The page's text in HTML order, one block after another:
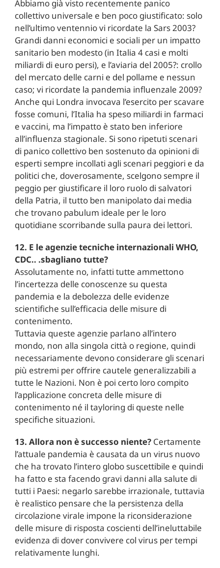
Abbiamo già visto recentemente panico
collettivo universale e ben poco giustificato: solo
nell’ultimo ventennio vi ricordate la Sars 2003?
Grandi danni economici e sociali per un impatto
sanitario ben modesto (in Italia 4 casi e molti
miliardi di euro persi), e l’aviaria del 2005?: crollo
del mercato delle carni e del pollame e nessun
caso; vi ricordate la pandemia influenzale 2009?
Anche qui Londra invocava l’esercito per scavare
fosse comuni, l’Italia ha speso miliardi in farmaci
e vaccini, ma l’impatto è stato ben inferiore
all’influenza stagionale. Si sono ripetuti scenari
di panico collettivo ben sostenuto da opinioni di
esperti sempre incollati agli scenari peggiori e da
politici che, doverosamente, scelgono sempre il
peggio per giustificare il loro ruolo di salvatori
della Patria, il tutto ben manipolato dai media
che trovano pabulum ideale per le loro
quotidiane scorribande sulla paura dei lettori.
12. E le agenzie tecniche internazionali WHO,
CDC.. .sbagliano tutte?
Assolutamente no, infatti tutte ammettono
l’incertezza delle conoscenze su questa
pandemia e la debolezza delle evidenze
scientifiche sull’efficacia delle misure di
contenimento.
Tuttavia queste agenzie parlano all’intero
mondo, non alla singola città o regione, quindi
necessariamente devono considerare gli scenari
più estremi per offrire cautele generalizzabili a
tutte le Nazioni. Non è poi certo loro compito
l’applicazione concreta delle misure di
contenimento né il tayloring di queste nelle
specifiche situazioni.
13. Allora non è successo niente?Certamente
l’attuale pandemia è causata da un virus nuovo
che ha trovato l’intero globo suscettibile e quindi
ha fatto e sta facendo gravi danni alla salute di
tutti i Paesi: negarlo sarebbe irrazionale, tuttavia
è realistico pensare che la persistenza della
circolazione virale impone la riconsiderazione
delle misure di risposta coscienti dell’ineluttabile
evidenza di dover convivere col virus per tempi
relativamente lunghi.